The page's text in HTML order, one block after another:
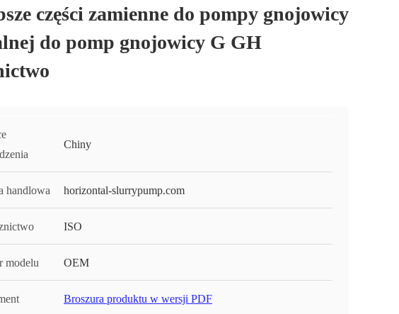
części zamienne do pompy gnojowicy
do pomp gnojowicy G GH
Chiny
handlowa horizontal-slurrypump.com
ISO
modelu OEM
Broszura produktu w wersji PDF